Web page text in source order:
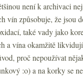
není k archivaci
vín způsobuje, že jsou
také vady jako
a vína okamžitě
proč nepoužívat
:o) a na korky se